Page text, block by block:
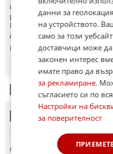
Около 3 млн. наши
работят или учат извън
Всички избраха страни от ЕС
да мигрира в РФ, Куба, Китай,
Коментиран от#45
Брей
Сега ще има насилствено
данни за
на устройството.
само за този
доставчици може да
законен интерес
имате право да
за рекламиране.
съгласието си по
Настройки на
за поверителност